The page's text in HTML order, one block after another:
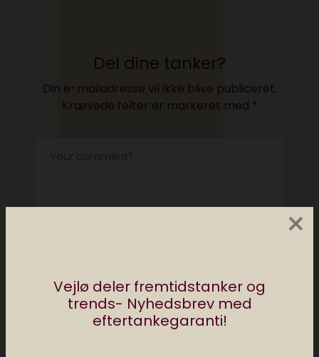
Vejlø deler fremtidstanker og
trends- Nyhedsbrev med
eftertankegaranti!
×
Del dine tanker?
Din e-mailadresse vil ikke blive publiceret.
Krævede felter er markeret med *